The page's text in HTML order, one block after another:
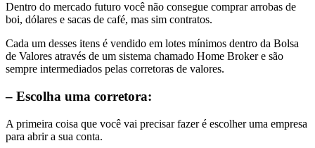
Dentro do mercado futuro você não consegue comprar arrobas de
boi, dólares e sacas de café, mas sim contratos.
Cada um desses itens é vendido em lotes mínimos dentro da Bolsa
de Valores através de um sistema chamado Home Broker e são
sempre intermediados pelas corretoras de valores.
– Escolha uma corretora:
A primeira coisa que você vai precisar fazer é escolher uma empresa
para abrir a sua conta.